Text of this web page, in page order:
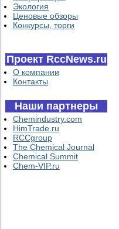
Экология
Ценовые обзоры
Конкурсы, торги
Проект RccNews.ru
О компании
Контакты
Наши партнеры
Chemindustry.com
HimTrade.ru
RCCgroup
The Chemical Journal
Chemical Summit
Chem-VIP.ru